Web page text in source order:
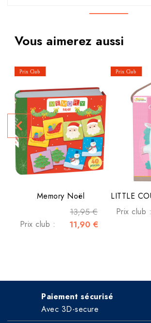
Vous aimerez aussi
Memory Noël
13,95 €
Prix club : 11,90 €
Prix club :
navigate_before
Paiement sécurisé
Avec 3D-secure